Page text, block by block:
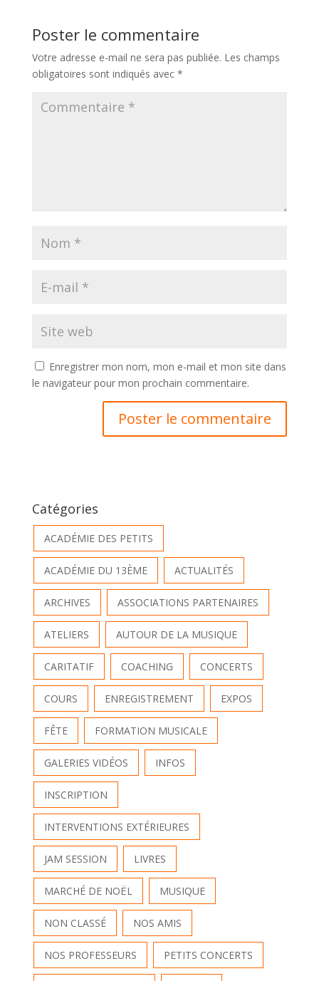
Poster le commentaire
Votre adresse e-mail ne sera pas publiée. Les champs
obligatoires sont indiqués avec *
Enregistrer mon nom, mon e-mail et mon site dans
le navigateur pour mon prochain commentaire.
Catégories
ACADÉMIE DES PETITS
ACADÉMIE DU 13ÈME ACTUALITÉS
ARCHIVES ASSOCIATIONS PARTENAIRES
ATELIERS AUTOUR DE LA MUSIQUE
CARITATIF COACHING CONCERTS
COURS ENREGISTREMENT EXPOS
FÊTE FORMATION MUSICALE
GALERIES VIDÉOS INFOS
INSCRIPTION
INTERVENTIONS EXTÉRIEURES
JAM SESSION LIVRES
MARCHÉ DE NOËL MUSIQUE
NON CLASSÉ NOS AMIS
NOS PROFESSEURS PETITS CONCERTS